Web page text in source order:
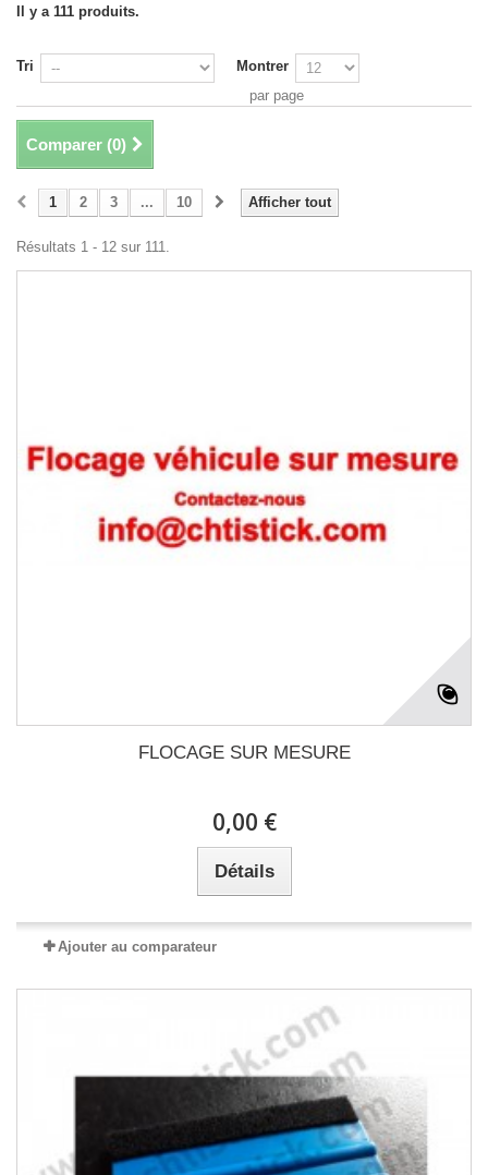
Il y a 111 produits.
Tri
Montrer
par page
Comparer (0)
Afficher tout
1 2 3 ... 10
Résultats 1 - 12 sur 111.
FLOCAGE SUR MESURE
0,00 €
Détails
Ajouter au comparateur